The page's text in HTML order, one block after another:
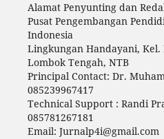
Alamat Penyunting dan
Pusat Pengembangan
Indonesia
Lingkungan Handayani, Kel.
Lombok Tengah, NTB
Principal Contact: Dr.
085239967417
Technical Support : Randi
085781267181
Email: Jurnalp4i@gmail.com